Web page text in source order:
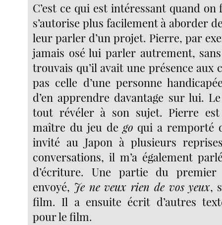
C’est ce qui est intéressant quand
s’autorise plus facilement à aborder
leur parler d’un projet. Pierre, par
jamais osé lui parler autrement,
trouvais qu’il avait une présence aux
pas celle d’une personne
d’en apprendre davantage sur lui.
tout révéler à son sujet. Pierre
maître du jeu de go qui a remporté
invité au Japon à plusieurs
conversations, il m’a également
d’écriture. Une partie du premier
envoyé, Je ne veux rien de vos yeux,
film. Il a ensuite écrit d’autres
pour le film.